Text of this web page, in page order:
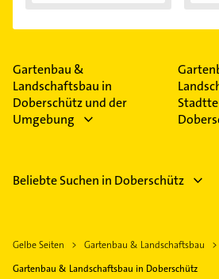
Gartenbau &
Landschaftsbau in
Doberschütz und der
Umgebung
Beliebte Suchen in Doberschütz
Gelbe Seiten
Gartenbau & Landschaftsbau
Gartenbau & Landschaftsbau in Doberschütz